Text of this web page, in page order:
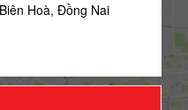
Hoà, Đồng Nai